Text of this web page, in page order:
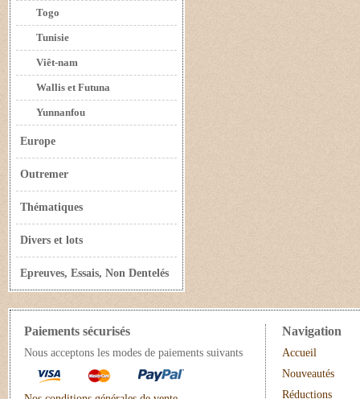
Togo
Tunisie
Viêt-nam
Wallis et Futuna
Yunnanfou
Europe
Outremer
Thématiques
Divers et lots
Epreuves, Essais, Non Dentelés
Paiements sécurisés
Nous acceptons les modes de paiements suivants
Navigation
Accueil
Nouveautés
Réductions